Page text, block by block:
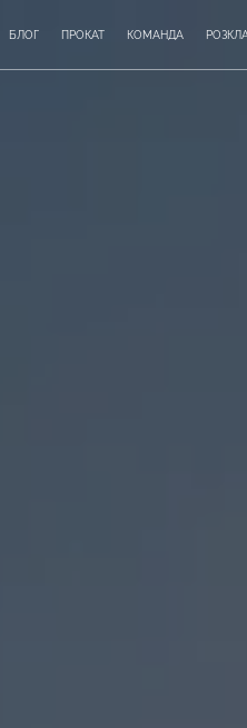
БЛОГ ПРОКАТ КОМАНДА